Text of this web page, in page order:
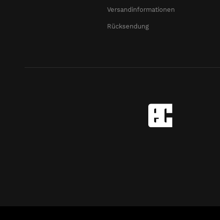
Versandinformationen
Rücksendung